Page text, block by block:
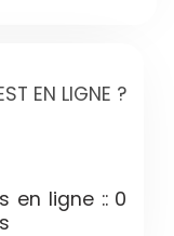
EN LIGNE ?
en ligne :: 0